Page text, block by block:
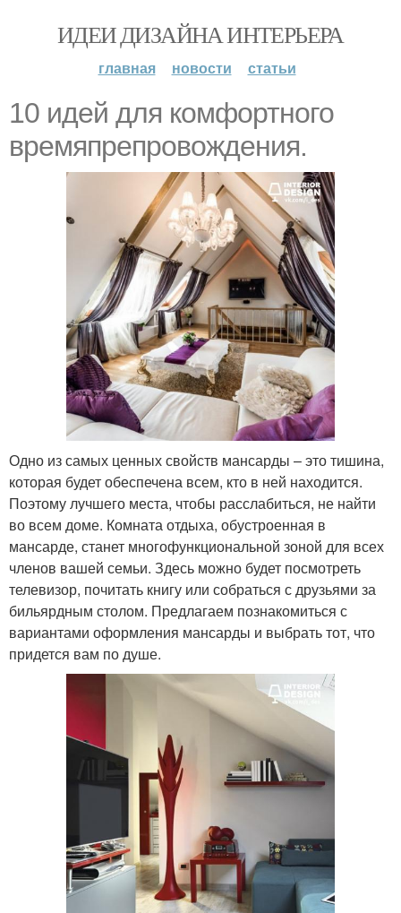
ИДЕИ ДИЗАЙНА ИНТЕРЬЕРА
главная новости статьи
10 идей для комфортного
времяпрепровождения.
Одно из самых ценных свойств мансарды – это тишина,
которая будет обеспечена всем, кто в ней находится.
Поэтому лучшего места, чтобы расслабиться, не найти
во всем доме. Комната отдыха, обустроенная в
мансарде, станет многофункциональной зоной для всех
членов вашей семьи. Здесь можно будет посмотреть
телевизор, почитать книгу или собраться с друзьями за
бильярдным столом. Предлагаем познакомиться с
вариантами оформления мансарды и выбрать тот, что
придется вам по душе.